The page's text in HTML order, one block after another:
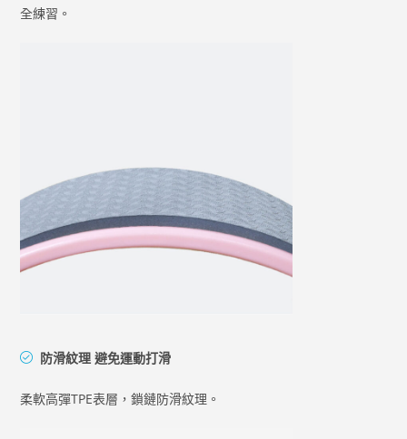
全練習。
防滑紋理 避免運動打滑
柔軟高彈TPE表層，鎖鏈防滑紋理。